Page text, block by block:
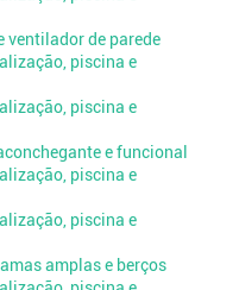
ventilador de parede
e funcional
amplas e berços